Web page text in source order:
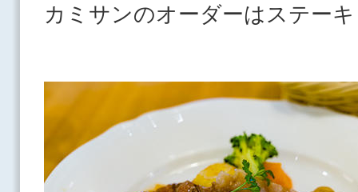
カミサンのオーダーはステー